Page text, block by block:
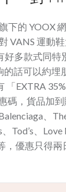
下的 YOOX
VANS 運動
好多款式同特
話可以約埋
「EXTRA
碼，貨品加
、
Tod’s、Love
，優惠只得兩